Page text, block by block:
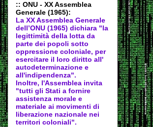
:: ONU - XX Assemblea
Generale (1965):
La XX Assemblea Generale
dell’ONU (1965) dichiara "la
legittimità della lotta da
parte dei popoli sotto
oppressione coloniale, per
esercitare il loro diritto all'
autodeterminazione e
all'indipendenza".
Inoltre, l'Assemblea invita
"tutti gli Stati a fornire
assistenza morale e
materiale ai movimenti di
liberazione nazionale nei
territori coloniali".